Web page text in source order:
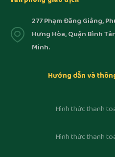
277 Phạm Đăng Giảng,
Hưng Hòa, Quận Bình
Minh.
Hướng dẫn và
Hình thức thanh
Hình thức thanh